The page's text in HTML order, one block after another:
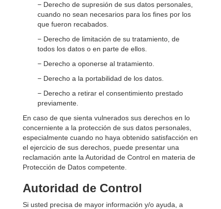
− Derecho de supresión de sus datos personales,
cuando no sean necesarios para los fines por los
que fueron recabados.
− Derecho de limitación de su tratamiento, de
todos los datos o en parte de ellos.
− Derecho a oponerse al tratamiento.
− Derecho a la portabilidad de los datos.
− Derecho a retirar el consentimiento prestado
previamente.
En caso de que sienta vulnerados sus derechos en lo
concerniente a la protección de sus datos personales,
especialmente cuando no haya obtenido satisfacción en
el ejercicio de sus derechos, puede presentar una
reclamación ante la Autoridad de Control en materia de
Protección de Datos competente.
Autoridad de Control
Si usted precisa de mayor información y/o ayuda, a